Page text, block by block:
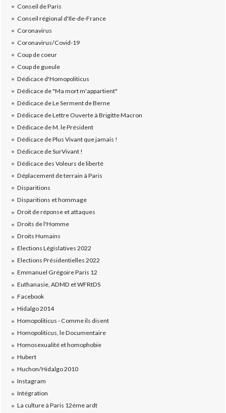
Conseil de Paris
Conseil régional d'Ile-de-France
Coronavirus
Coronavirus/Covid-19
Coup de coeur
Coup de gueule
Dédicace d'Homopoliticus
Dédicace de "Ma mort m'appartient"
Dédicace de Le Serment de Berne
Dédicace de Lettre Ouverte à Brigitte Macron
Dédicace de M. le Président
Dédicace de Plus Vivant que jamais !
Dédicace de SurVivant !
Dédicace des Voleurs de liberté
Déplacement de terrain à Paris
Disparitions
Disparitions et hommage
Droit de réponse et attaques
Droits de l'Homme
Droits Humains
Elections Législatives 2022
Elections Présidentielles 2022
Emmanuel Grégoire Paris 12
Euthanasie, ADMD et WFRtDS
Facebook
Hidalgo 2014
Homopoliticus - Comme ils disent
Homopoliticus, le Documentaire
Homosexualité et homophobie
Hubert
Huchon/Hidalgo 2010
Instagram
Intégration
La culture à Paris 12éme ardt